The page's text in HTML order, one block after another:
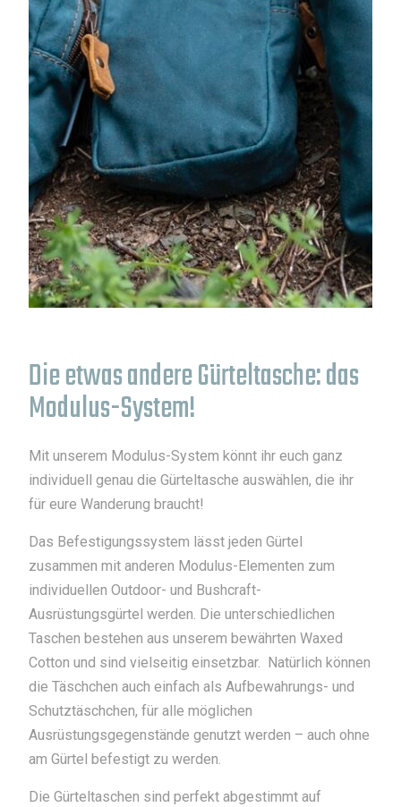
Die etwas andere Gürteltasche: das
Modulus-System!
Mit unserem Modulus-System könnt ihr euch ganz
individuell genau die Gürteltasche auswählen, die ihr
für eure Wanderung braucht!
Das Befestigungssystem lässt jeden Gürtel
zusammen mit anderen Modulus-Elementen zum
individuellen Outdoor- und Bushcraft-
Ausrüstungsgürtel werden. Die unterschiedlichen
Taschen bestehen aus unserem bewährten Waxed
Cotton und sind vielseitig einsetzbar. Natürlich können
die Täschchen auch einfach als Aufbewahrungs- und
Schutztäschchen, für alle möglichen
Ausrüstungsgegenstände genutzt werden – auch ohne
am Gürtel befestigt zu werden.
Die Gürteltaschen sind perfekt abgestimmt auf